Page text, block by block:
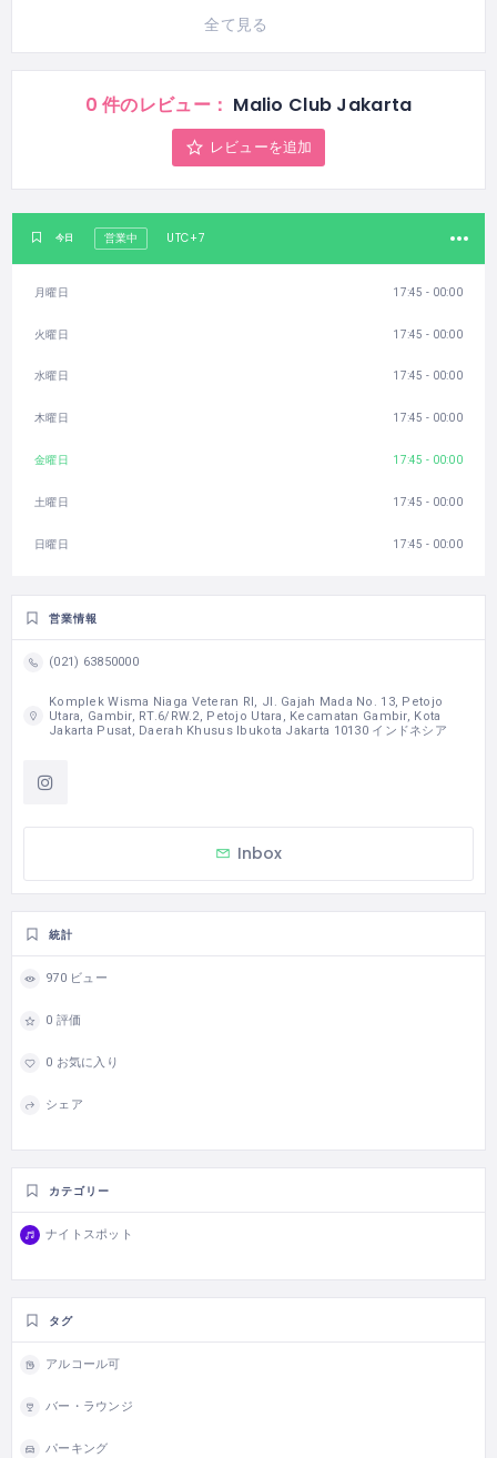
全て見る
0 件のレビュー： Malio Club Jakarta
レビューを追加
今日 営業中 UTC+7
月曜日 17:45 - 00:00
火曜日 17:45 - 00:00
水曜日 17:45 - 00:00
木曜日 17:45 - 00:00
金曜日 17:45 - 00:00
土曜日 17:45 - 00:00
日曜日 17:45 - 00:00
営業情報
(021) 63850000
Komplek Wisma Niaga Veteran RI, Jl. Gajah Mada No. 13, Petojo
Utara, Gambir, RT.6/RW.2, Petojo Utara, Kecamatan Gambir, Kota
Jakarta Pusat, Daerah Khusus Ibukota Jakarta 10130 インドネシア
Inbox
統計
970 ビュー
0 評価
0 お気に入り
シェア
カテゴリー
ナイトスポット
タグ
アルコール可
バー・ラウンジ
パーキング